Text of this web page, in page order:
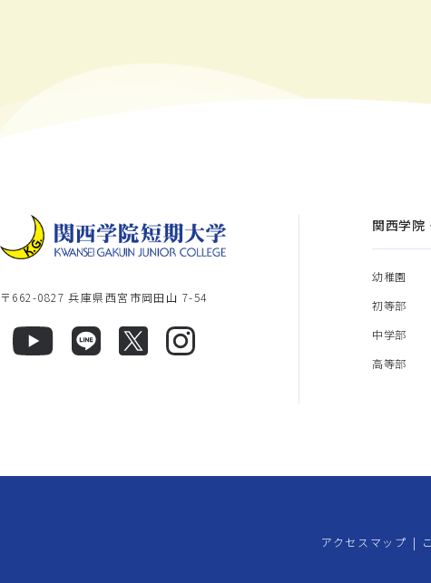
〒662-0827 兵庫県西宮市岡田山 7-54
関西学院
幼稚園
初等部
中学部
高等部
アクセスマップ |